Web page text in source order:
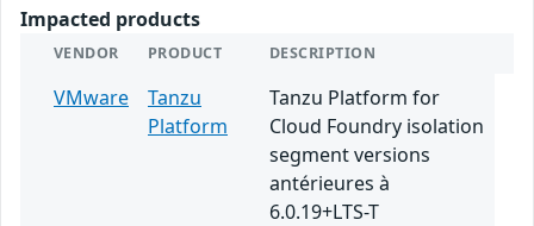
Impacted products
VENDOR PRODUCT DESCRIPTION
VMware
Tanzu
Platform
Tanzu Platform for
Cloud Foundry isolation
segment versions
antérieures à
6.0.19+LTS-T